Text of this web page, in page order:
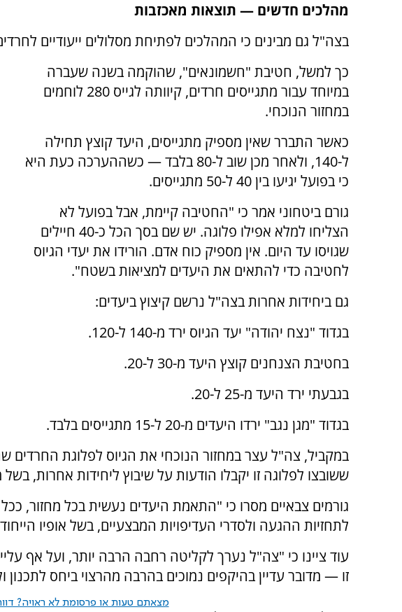
מהלכים חדשים — תוצאות מאכזבות
בצה"ל גם מבינים כי המהלכים לפתיחת מסלולים ייעודיים
כך למשל, חטיבת "חשמונאים", שהוקמה בשנה שעברה
במיוחד עבור מתגייסים חרדים, קיוותה לגייס 280 לוחמים
במחזור הנוכחי.
כאשר התברר שאין מספיק מתגייסים, היעד קוצץ תחילה
ל-140, ולאחר מכן שוב ל-80 בלבד — כשההערכה כעת היא
כי בפועל יגיעו בין 40 ל-50 מתגייסים.
גורם ביטחוני אמר כי "החטיבה קיימת, אבל בפועל לא
הצליחו למלא אפילו פלוגה. יש שם בסך הכל כ-40 חיילים
שגויסו עד היום. אין מספיק כוח אדם. הורידו את יעדי הגיוס
לחטיבה כדי להתאים את היעדים למציאות בשטח".
גם ביחידות אחרות בצה"ל נרשם קיצוץ ביעדים:
בגדוד "נצח יהודה" יעד הגיוס ירד מ-140 ל-120.
בחטיבת הצנחנים קוצץ היעד מ-30 ל-20.
בגבעתי ירד היעד מ-25 ל-20.
בגדוד "מגן נגב" ירדו היעדים מ-20 ל-15 מתגייסים בלבד.
במקביל, צה"ל עצר במחזור הנוכחי את הגיוס לפלוגת
ששובצו לפלוגה זו יקבלו הודעות על שיבוץ ליחידות אחרות,
גורמים צבאיים מסרו כי "התאמת היעדים נעשית בכל מחזור,
לתחזיות ההגעה ולסדרי העדיפויות המבצעיים, בשל אופיו
עוד ציינו כי "צה"ל נערך לקליטה רחבה הרבה יותר, ועל אף
זו — מדובר עדיין בהיקפים נמוכים בהרבה מהרצוי ביחס לתכנון
מצאתם טעות או פרסומת לא ראויה?